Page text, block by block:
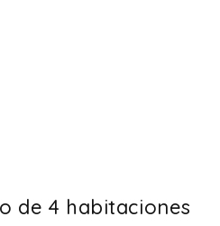
de 4 habitaciones